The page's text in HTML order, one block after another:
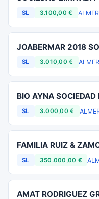
SL 3.100,00 €
JOABERMAR 2018
SL 3.010,00 €
BIO AYNA
SL 3.000,00 €
FAMILIA RUIZ &
SL 350.000,00 €
AMAT RODRIGUEZ